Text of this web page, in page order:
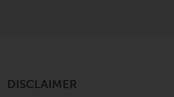
Änderungen am Inhalt
DISCLAIMER